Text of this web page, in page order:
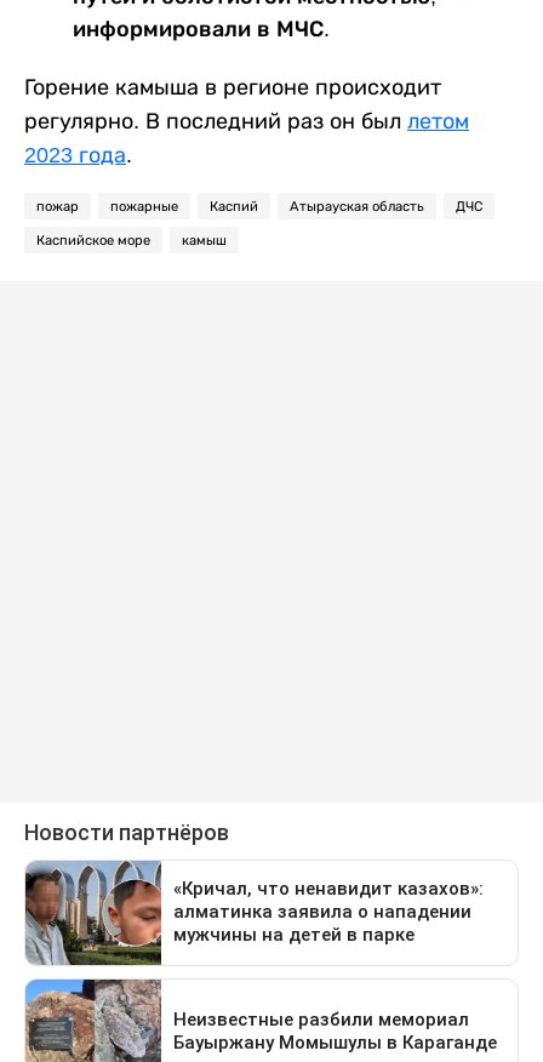
информировали в МЧС.
Горение камыша в регионе происходит
регулярно. В последний раз он был летом
2023 года.
пожар пожарные Каспий Атырауская область ДЧС
Каспийское море камыш